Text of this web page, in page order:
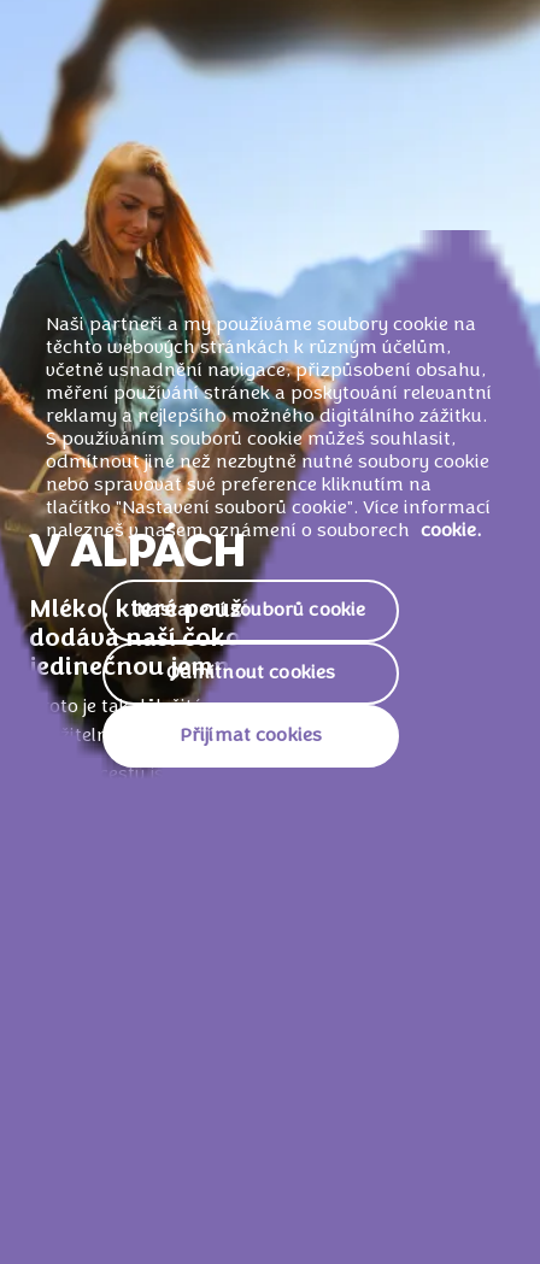
V ALPÁCH
Mléko, které používáme při výrobě,
dodává naší čokoládě Milka její
jedinečnou jemnost.
Proto je tak důležité, abychom se podíleli na budování
udržitelnější budoucnosti mlékárenství.
Na tuto cestu jsme se už vydali – setkáváme se s
Naši partneři a my používáme soubory cookie na
těchto webových stránkách k různým účelům,
včetně usnadnění navigace, přizpůsobení obsahu,
měření používání stránek a poskytování relevantní
reklamy a nejlepšího možného digitálního zážitku.
S používáním souborů cookie můžeš souhlasit,
odmítnout jiné než nezbytně nutné soubory cookie
nebo spravovat své preference kliknutím na
tlačítko "Nastavení souborů cookie". Více informací
nalezneš v našem oznámení o souborech
cookie.
Nastavení souborů cookie
Odmítnout cookies
Přijímat cookies